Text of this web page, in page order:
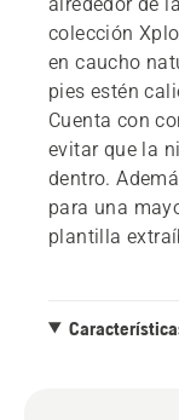
colección
en caucho
pies estén
Cuenta con
evitar que la
dentro.
para una
plantilla